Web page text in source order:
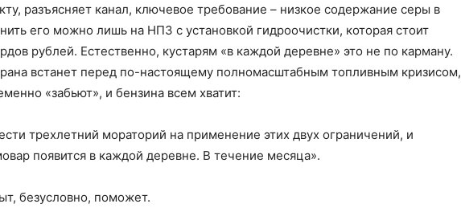
разъясняет канал, ключевое требование – низкое содержание серы в
его можно лишь на НПЗ с установкой гидроочистки, которая стоит
рублей. Естественно, кустарям «в каждой деревне» это не по карману.
встанет перед по-настоящему полномасштабным топливным кризисом,
«забьют», и бензина всем хватит:
трехлетний мораторий на применение этих двух ограничений, и
появится в каждой деревне. В течение месяца».
безусловно, поможет.